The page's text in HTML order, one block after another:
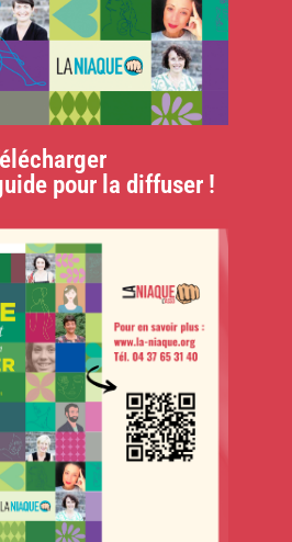
pour la diffuser !